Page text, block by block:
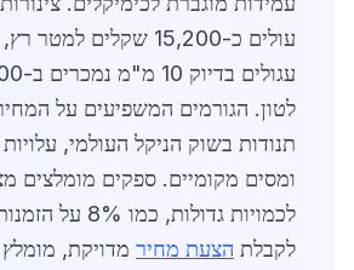
עולים כ-15,200 שקלים
לטון. הגורמים המשפיעים על
תנודות בשוק הניקל העולמי,
ומסים מקומיים. ספקים מומלצים
לקבלת הצעת מחיר מדויקת,